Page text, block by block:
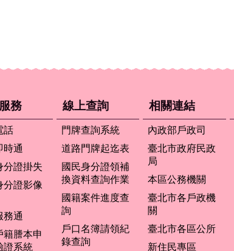
務
話
時通
分證掛失
分證影像
務通
籍謄本申
證系統
線上查詢
門牌查詢系統
道路門牌起迄表
國民身分證領補
換資料查詢作業
國籍案件進度查
詢
戶口名簿請領紀
錄查詢
相關連結
內政部戶政司
臺北市政府民政
局
本區公務機關
臺北市各戶政機
關
臺北市各區公所
新住民專區